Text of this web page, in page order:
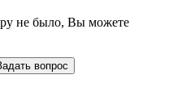
не было, Вы можете